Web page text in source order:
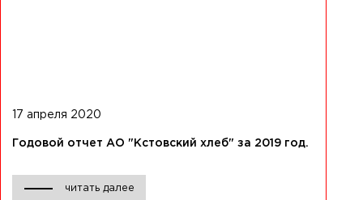
17 апреля 2020
Годовой отчет АО "Кстовский хлеб" за 2019 год.
читать далее